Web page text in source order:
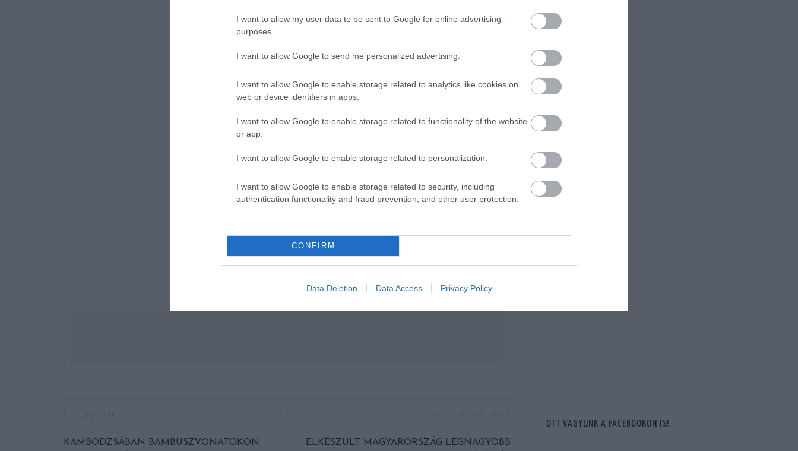
I want to allow my user data to be sent to Google for online advertising
purposes.
I want to allow Google to send me personalized advertising.
I want to allow Google to enable storage related to analytics like cookies on
web or device identifiers in apps.
I want to allow Google to enable storage related to functionality of the website
or app.
I want to allow Google to enable storage related to personalization.
I want to allow Google to enable storage related to security, including
authentication functionality and fraud prevention, and other user protection.
CONFIRM
Data Deletion Data Access Privacy Policy
KAMBODZSÁBAN BAMBUSZVONATOKON
ELKÉSZÜLT MAGYARORSZÁG LEGNAGYOBB
OTT VAGYUNK A FACEBOOKON IS!